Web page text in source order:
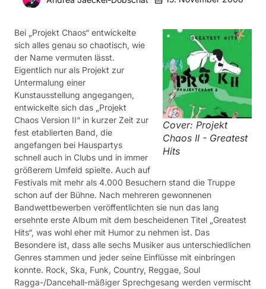
Cover: Projekt
Chaos II - Greatest
Hits
Bei „Projekt Chaos“ entwickelte
sich alles genau so chaotisch, wie
der Name vermuten lässt.
Eigentlich nur als Projekt zur
Untermalung einer
Kunstausstellung angegangen,
entwickelte sich das „Projekt
Chaos Version II“ in kurzer Zeit zur
fest etablierten Band, die
angefangen bei Hauspartys
schnell auch in Clubs und in immer
größerem Umfeld spielte. Auch auf
Festivals mit mehr als 4.000 Besuchern stand die Truppe
schon auf der Bühne. Nach mehreren gewonnenen
Bandwettbewerben veröffentlichten sie nun das lang
ersehnte erste Album mit dem bescheidenen Titel „Greatest
Hits“, was wohl eher mit Humor zu nehmen ist. Das
Besondere ist, dass alle sechs Musiker aus unterschiedlichen
Genres stammen und jeder seine Einflüsse mit einbringen
konnte. Rock, Ska, Funk, Country, Reggae, Soul
Ragga-/Dancehall-mäßiger Sprechgesang werden vermischt